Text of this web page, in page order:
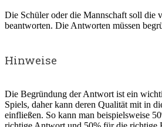
Die Schüler oder die Mannschaft soll die
beantworten. Die Antworten müssen
Hinweise
Die Begründung der Antwort ist ein
Spiels, daher kann deren Qualität mit in
einfließen. So kann man beispielsweise